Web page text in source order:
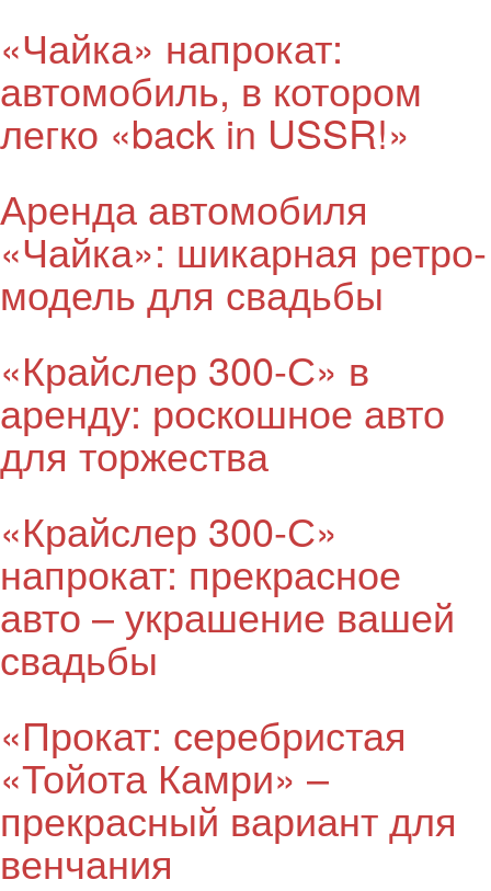
«Чайка» напрокат:
автомобиль, в котором
легко «back in USSR!»
Аренда автомобиля
«Чайка»: шикарная ретро-
модель для свадьбы
«Крайслер 300-С» в
аренду: роскошное авто
для торжества
«Крайслер 300-С»
напрокат: прекрасное
авто – украшение вашей
свадьбы
«Прокат: серебристая
«Тойота Камри» –
прекрасный вариант для
венчания